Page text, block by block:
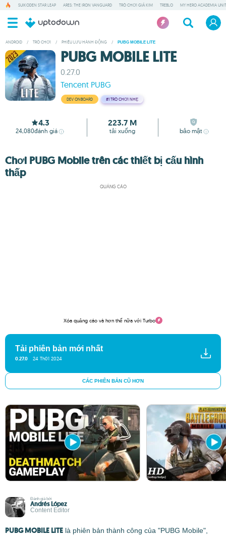
SUIKODEN STAR LEAP ARES: THE IRON VANGUARD TRÒ CHƠI GIẢ KIM TREBLO MY HERO ACADEMIA
ANDROID / TRÒ CHƠI / PHIÊU LƯU HÀNH ĐỘNG / PUBG MOBILE LITE
PUBG MOBILE LITE
0.27.0
Tencent PUBG
DEV ONBOARD #1 TRÒ CHƠI NHẸ
4.3
24,080đánh giá
223.7 M
tải xuống bảo mật
Chơi PUBG Mobile trên các thiết bị cấu hình
thấp
QUẢNG CÁO
Xóa quảng cáo và hơn thế nữa với Turbo
Tải phiên bản mới nhất
0.27.0 24 Th01 2024
CÁC PHIÊN BẢN CŨ HƠN
Đánh giá bởi
Andrés López
Content Editor
PUBG MOBILE LITE là phiên bản thành công của "PUBG Mobile",